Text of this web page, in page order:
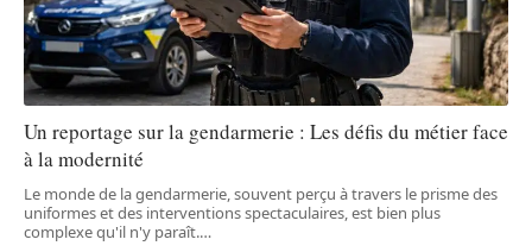
Un reportage sur la gendarmerie : Les défis du métier face
à la modernité
Le monde de la gendarmerie, souvent perçu à travers le prisme des
uniformes et des interventions spectaculaires, est bien plus
complexe qu'il n'y paraît.…